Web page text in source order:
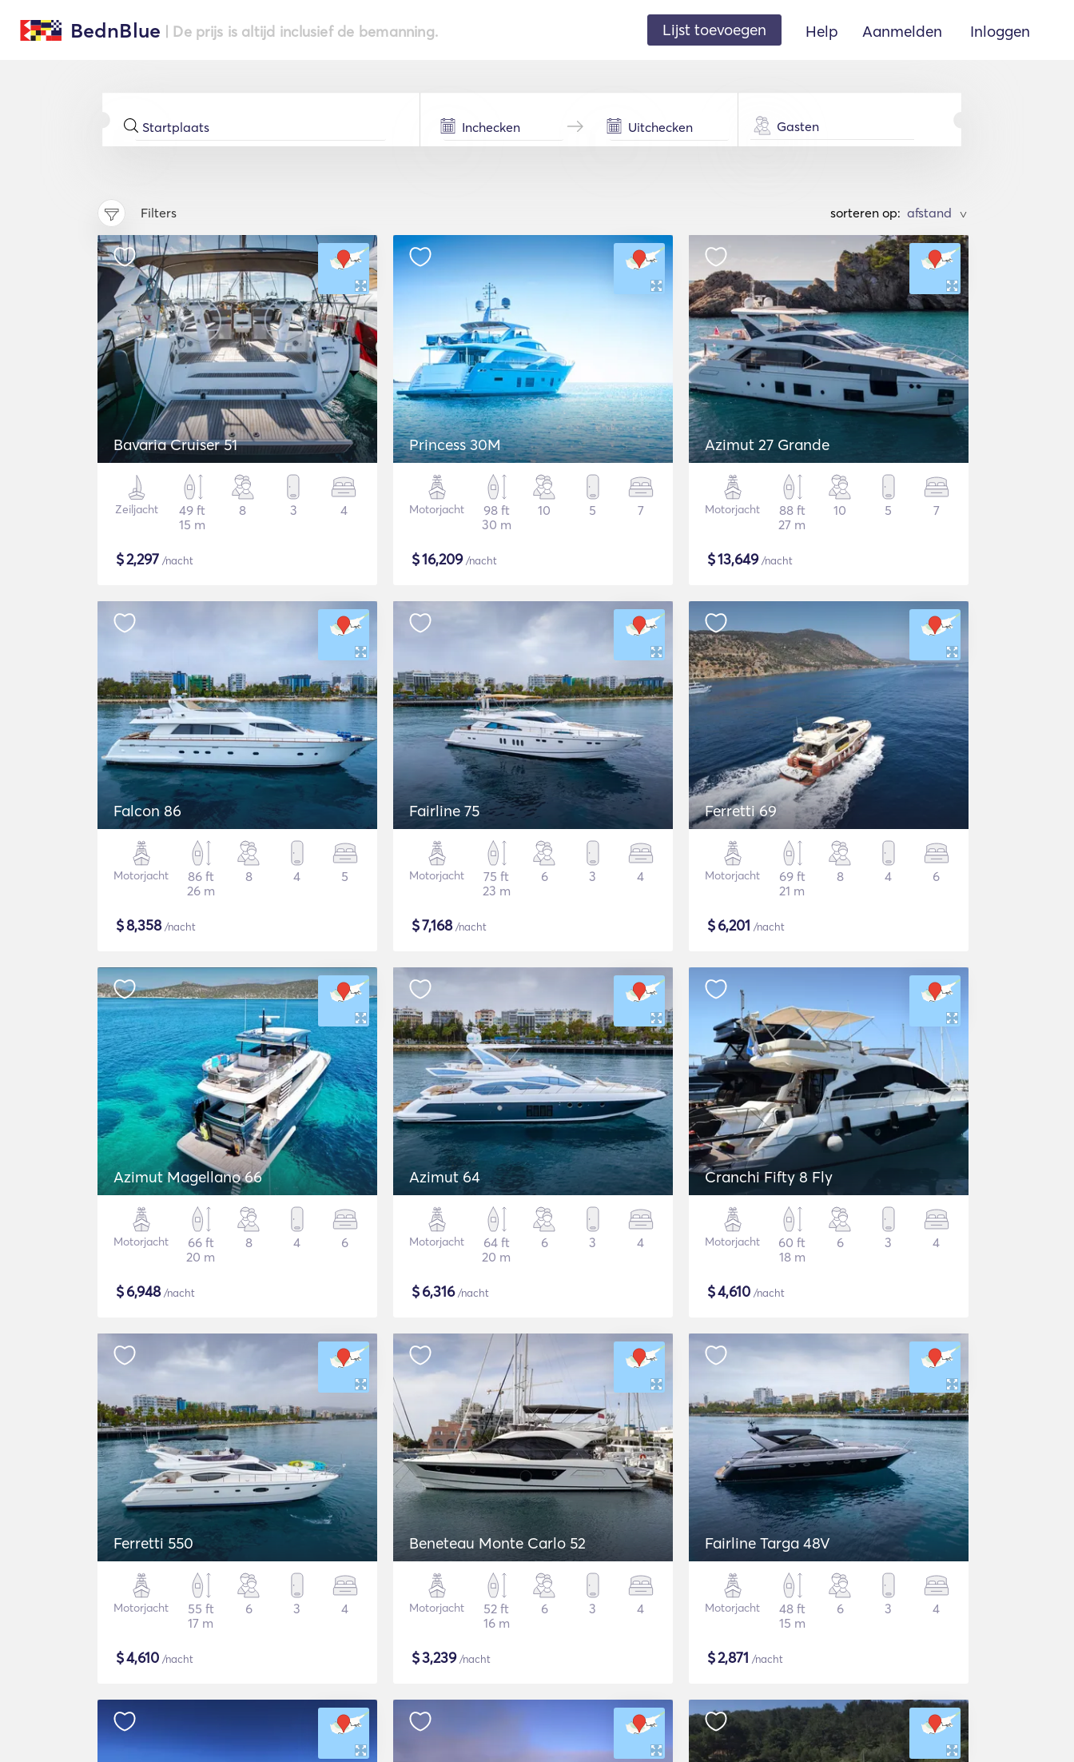
BednBlue | De prijs is altijd inclusief de bemanning. Lijst toevoegen Help Aanmelden Inloggen
Gasten
Filters sorteren op: >
Bavaria Cruiser 51
Zeiljacht
49 ft
15 m
8 3 4
$2,297 /nacht
Princess 30M
Motorjacht
98 ft
30 m
10 5 7
$16,209/nacht
Azimut 27 Grande
Motorjacht
88 ft
27 m
10 5 7
$13,649/nacht
Falcon 86
Motorjacht
86 ft
26 m
8 4 5
$8,358/nacht
Fairline 75
Motorjacht
75 ft
23 m
6 3 4
$7,168/nacht
Ferretti 69
Motorjacht
69 ft
21 m
8 4 6
$6,201 /nacht
Azimut Magellano 66
Motorjacht
66 ft
20 m
8 4 6
$6,948/nacht
Azimut 64
Motorjacht
64 ft
20 m
6 3 4
$6,316/nacht
Cranchi Fifty 8 Fly
Motorjacht
60 ft
18 m
6 3 4
$4,610 /nacht
Ferretti 550
Motorjacht
55 ft
17 m
6 3 4
$4,610 /nacht
Beneteau Monte Carlo 52
Motorjacht
52 ft
16 m
6 3 4
$3,239/nacht
Fairline Targa 48V
Motorjacht
48 ft
15 m
6 3 4
$2,871 /nacht